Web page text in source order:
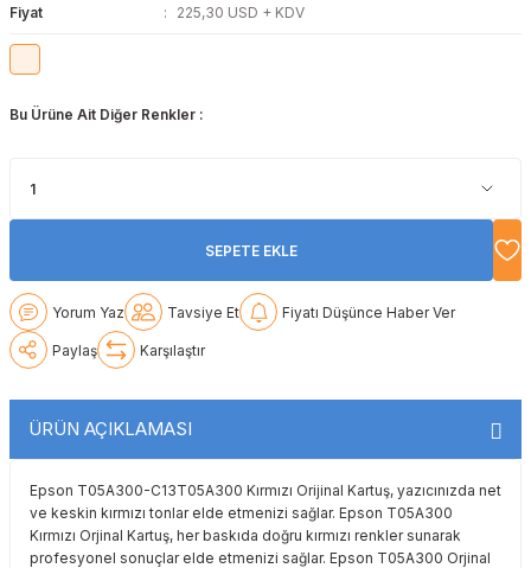
Pantum
Ricoh
Sharp
Toshiba
Pantum
Ricoh
Toshiba
Triumph Adler
Samsung
Toshiba
Fiyat
225,30 USD + KDV
Bu Ürüne Ait Diğer Renkler :
SEPETE EKLE
Yorum Yaz Tavsiye Et Fiyatı Düşünce Haber Ver
Paylaş Karşılaştır
ÜRÜN AÇIKLAMASI
Epson T05A300-C13T05A300 Kırmızı Orijinal Kartuş, yazıcınızda net
ve keskin kırmızı tonlar elde etmenizi sağlar. Epson T05A300
Kırmızı Orjinal Kartuş, her baskıda doğru kırmızı renkler sunarak
profesyonel sonuçlar elde etmenizi sağlar. Epson T05A300 Orjinal